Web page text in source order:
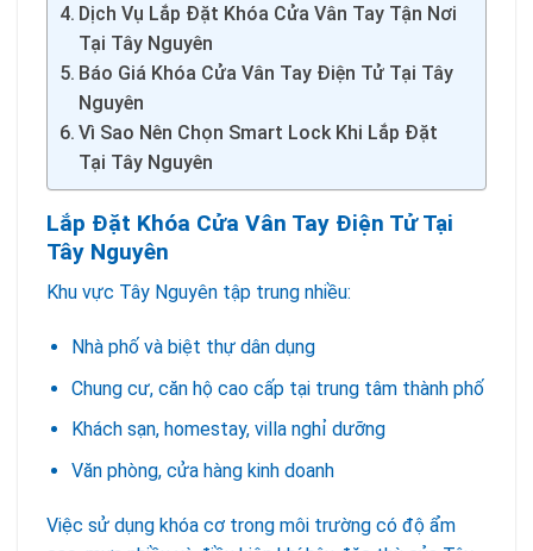
Dịch Vụ Lắp Đặt Khóa Cửa Vân Tay Tận Nơi
Tại Tây Nguyên
Báo Giá Khóa Cửa Vân Tay Điện Tử Tại Tây
Nguyên
Vì Sao Nên Chọn Smart Lock Khi Lắp Đặt
Tại Tây Nguyên
Lắp Đặt Khóa Cửa Vân Tay Điện Tử Tại
Tây Nguyên
Khu vực Tây Nguyên tập trung nhiều:
Nhà phố và biệt thự dân dụng
Chung cư, căn hộ cao cấp tại trung tâm thành phố
Khách sạn, homestay, villa nghỉ dưỡng
Văn phòng, cửa hàng kinh doanh
Việc sử dụng khóa cơ trong môi trường có độ ẩm